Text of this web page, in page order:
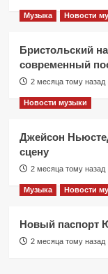
Музыка Новости
Бристольский
современный
2 месяца тому назад
Новости музыки
Джейсон
сцену
2 месяца тому назад
Музыка Новости
Новый паспорт
2 месяца тому назад